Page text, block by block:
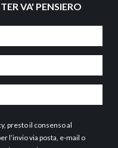
VA' PENSIERO
, presto il consenso al
l’invio via posta, e-mail o